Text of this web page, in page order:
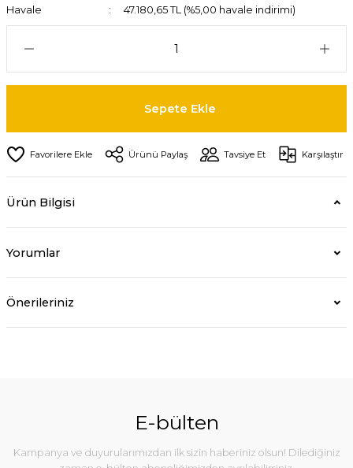
Havale
47.180,65 TL (%5,00 havale indirimi)
Sepete Ekle
Ürünü Paylaş Tavsiye Et Karşılaştır
Ürün Bilgisi
Yorumlar
Önerileriniz
E-bülten
Kampanya ve duyurularımızdan ilk sizin haberiniz olsun! Dilediğiniz